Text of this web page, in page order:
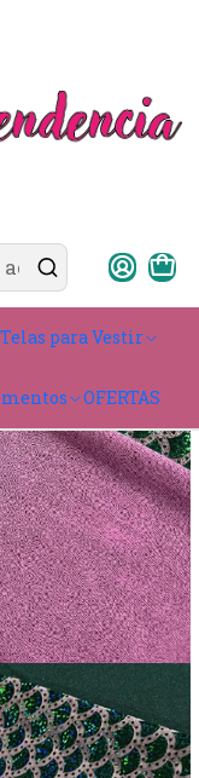
Telas para Vestir
OFERTAS